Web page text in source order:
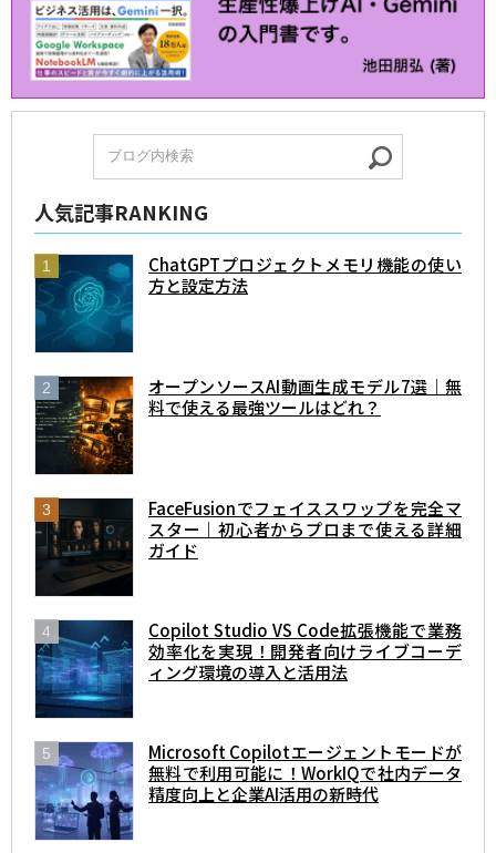
人気記事RANKING
ChatGPTプロジェクトメモリ機能の使い
方と設定方法
オープンソースAI動画生成モデル7選｜無
料で使える最強ツールはどれ？
FaceFusionでフェイススワップを完全マ
スター｜初心者からプロまで使える詳細
ガイド
Copilot Studio VS Code拡張機能で業務
効率化を実現！開発者向けライブコーデ
ィング環境の導入と活用法
Microsoft Copilotエージェントモードが
無料で利用可能に！WorkIQで社内データ
精度向上と企業AI活用の新時代